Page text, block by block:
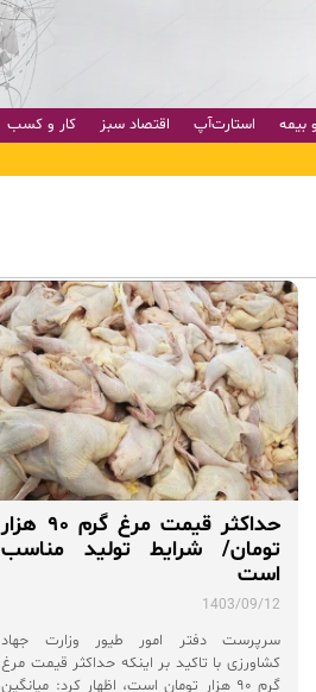
بیمه استارت‌آپ اقتصاد سبز کار و کسب
حداکثر قیمت مرغ گرم ۹۰ هزار
تومان/ شرایط تولید مناسب
است
1403/09/12
سرپرست دفتر امور طیور وزارت جهاد
کشاورزی با تاکید بر اینکه حداکثر قیمت مرغ
گرم ۹۰ هزار تومان است، اظهار کرد: میانگین